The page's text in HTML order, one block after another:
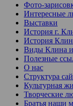
Фото-
Интересные
Выставки
История г.
История
Виды Клина и
Полезные
О нас
Структура
Культурная
Творческие
Братья наши